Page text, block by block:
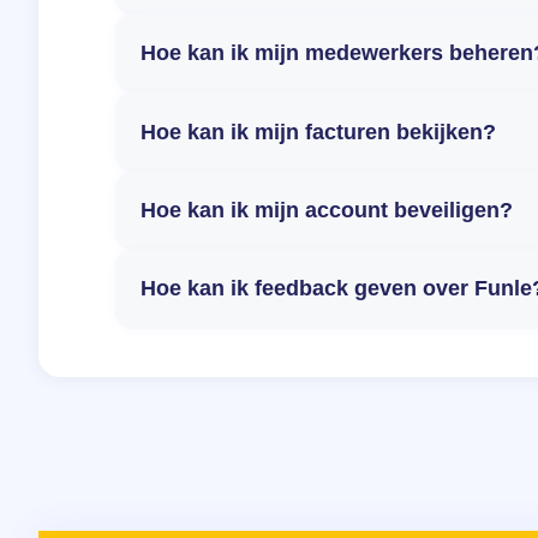
Hoe kan ik mijn medewerkers
Hoe kan ik mijn facturen bekijken?
Hoe kan ik mijn account beveiligen?
Hoe kan ik feedback geven over